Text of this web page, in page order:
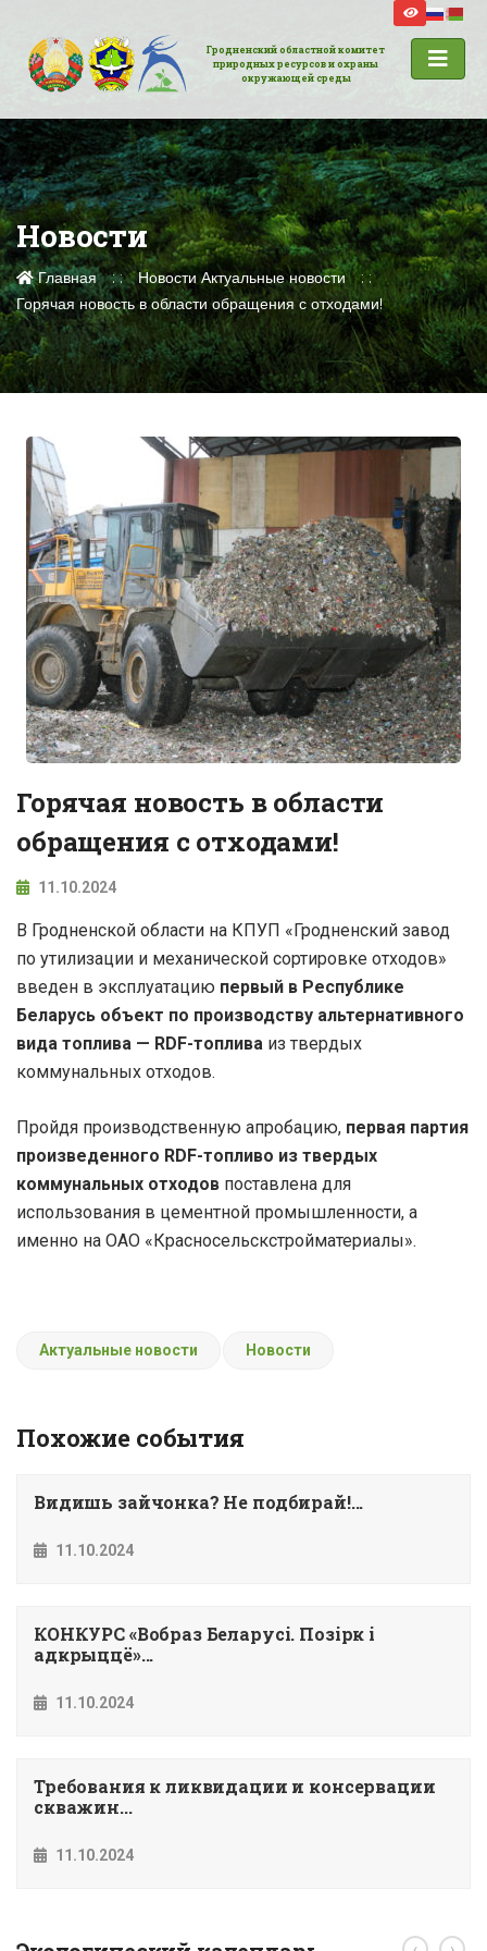
Гродненский областной комитет
природных ресурсов и охраны
окружающей среды
Новости
Главная Новости Актуальные новости
Горячая новость в области обращения с отходами!
Горячая новость в области
обращения с отходами!
11.10.2024
В Гродненской области на КПУП «Гродненский завод
по утилизации и механической сортировке отходов»
введен в эксплуатацию первый в Республике
Беларусь объект по производству альтернативного
вида топлива — RDF-топлива из твердых
коммунальных отходов.
Пройдя производственную апробацию, первая партия
произведенного RDF-топливо из твердых
коммунальных отходов поставлена для
использования в цементной промышленности, а
именно на ОАО «Красносельскстройматериалы».
Актуальные новости Новости
Похожие события
Видишь зайчонка? Не подбирай!...
11.10.2024
КОНКУРС «Вобраз Беларусi. Позiрк i
адкрыццё»...
11.10.2024
Требования к ликвидации и консервации
скважин...
11.10.2024